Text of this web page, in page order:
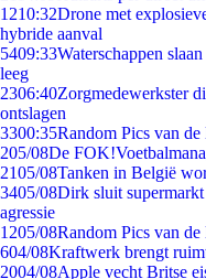
1210:32Drone met
hybride aanval
5409:33Waterschappen
leeg
2306:40Zorgmedewerkster
ontslagen
3300:35Random Pics van
205/08De
2105/08Tanken in België
3405/08Dirk sluit
agressie
1205/08Random Pics van
604/08Kraftwerk brengt
2004/08Apple vecht Britse